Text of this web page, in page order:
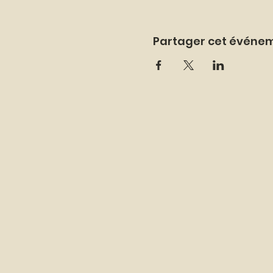
Partager cet